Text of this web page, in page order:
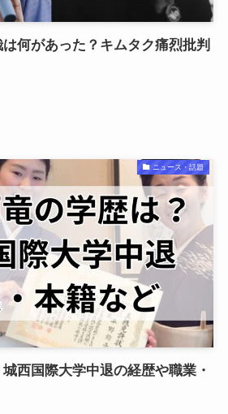
何があった？キムタク痛烈批判
ニュース・話題
西国際大学中退の経歴や職業・